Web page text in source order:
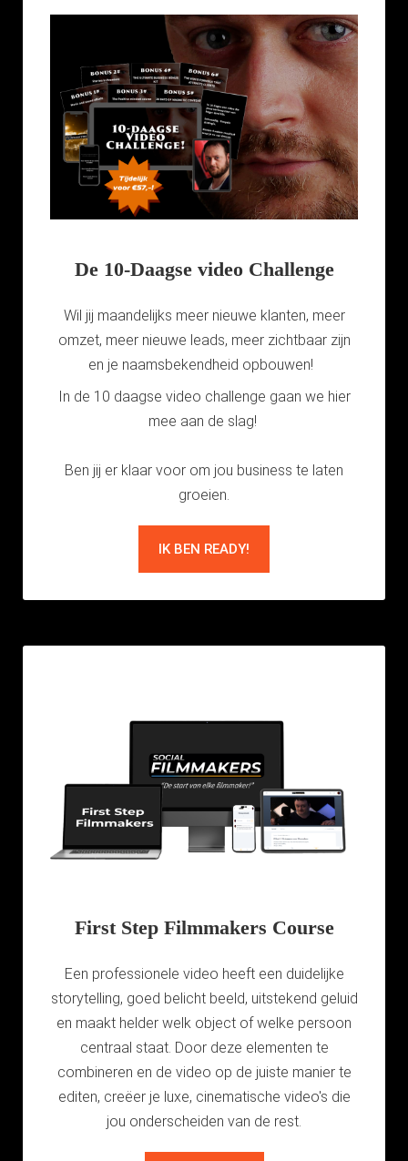
De 10-Daagse video Challenge
Wil jij maandelijks meer nieuwe klanten, meer
omzet, meer nieuwe leads, meer zichtbaar zijn
en je naamsbekendheid opbouwen!
In de 10 daagse video challenge gaan we hier
mee aan de slag!
Ben jij er klaar voor om jou business te laten
groeien.
IK BEN READY!
First Step Filmmakers Course
Een professionele video heeft een duidelijke
storytelling, goed belicht beeld, uitstekend geluid
en maakt helder welk object of welke persoon
centraal staat. Door deze elementen te
combineren en de video op de juiste manier te
editen, creëer je luxe, cinematische video's die
jou onderscheiden van de rest.